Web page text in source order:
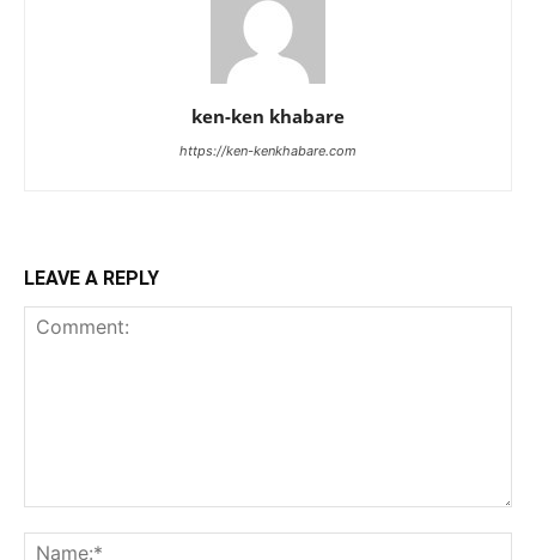
ken-ken khabare
https://ken-kenkhabare.com
LEAVE A REPLY